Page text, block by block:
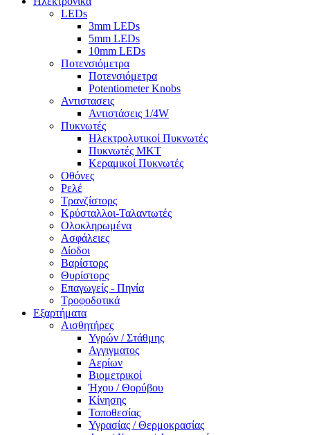
LEDs
3mm LEDs
5mm LEDs
10mm LEDs
Ποτενσιόμετρα
Ποτενσιόμετρα
Potentiometer Knobs
Αντιστασεις
Αντιστάσεις 1/4W
Πυκνωτές
Ηλεκτρολυτικοί Πυκνωτές
Πυκνωτές MKT
Κεραμικοί Πυκνωτές
Οθόνες
Ρελέ
Τρανζίστορς
Κρύσταλλοι-Ταλαντωτές
Ολοκληρωμένα
Ασφάλειες
Δίοδοι
Βαρίστορς
Θυρίστορς
Επαγωγείς - Πηνία
Τροφοδοτικά
Εξαρτήματα
Αισθητήρες
Υγρών / Στάθμης
Αγγιγματος
Αερίων
Βιομετρικοί
Ήχου / Θορύβου
Κίνησης
Τοποθεσίας
Υγρασίας / Θερμοκρασίας